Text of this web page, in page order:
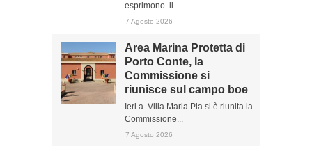
esprimono il...
7 Agosto 2026
Area Marina Protetta di
Porto Conte, la
Commissione si
riunisce sul campo boe
Ieri a Villa Maria Pia si è riunita la
Commissione...
7 Agosto 2026